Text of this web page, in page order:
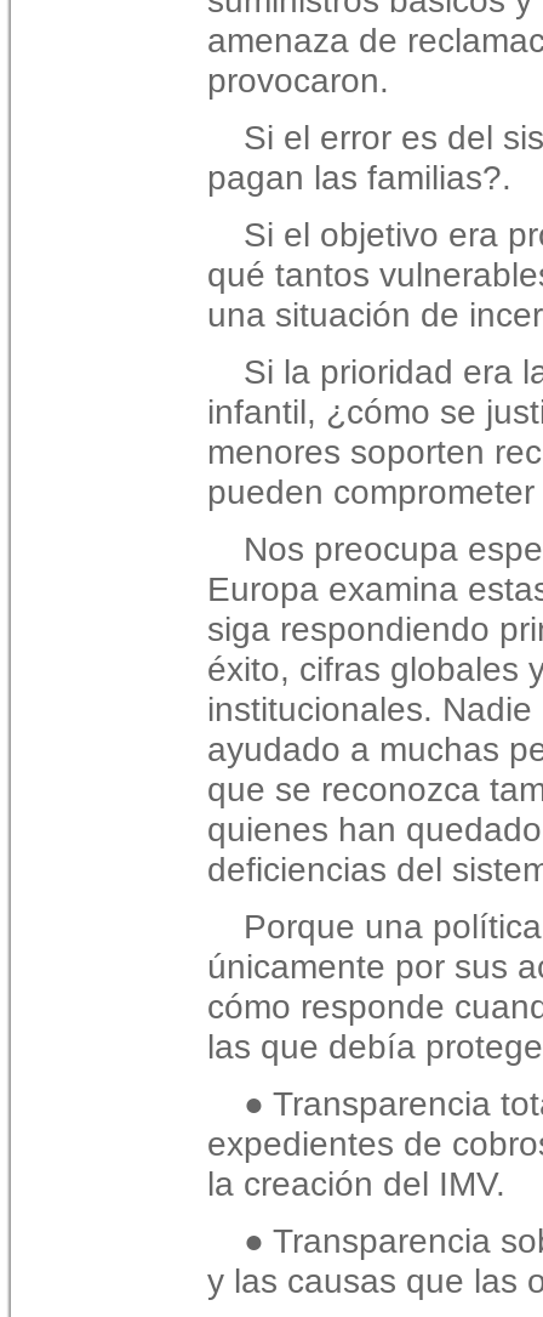
amenaza de
provocaron.
Si el error es del
pagan las familias?.
Si el objetivo era
qué tantos
una situación de
Si la prioridad era
infantil, ¿cómo se
menores soporten
pueden
Nos preocupa
Europa examina
siga respondiendo
éxito, cifras globales
institucionales.
ayudado a muchas
que se reconozca
quienes han
deficiencias del
Porque una
únicamente por sus
cómo responde
las que debía
● Transparencia
expedientes de
la creación del IMV.
● Transparencia
y las causas que las